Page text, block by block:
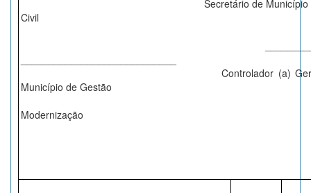
Secretário de
Civil
Controlador (a)
Município de Gestão
Modernização